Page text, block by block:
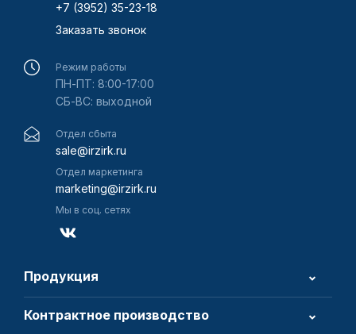
+7 (3952) 35-23-18
Заказать звонок
Режим работы
ПН-ПТ: 8:00-17:00
СБ-ВС: выходной
Отдел сбыта
sale@irzirk.ru
Отдел маркетинга
marketing@irzirk.ru
Мы в соц. сетях
Продукция
Контрактное производство